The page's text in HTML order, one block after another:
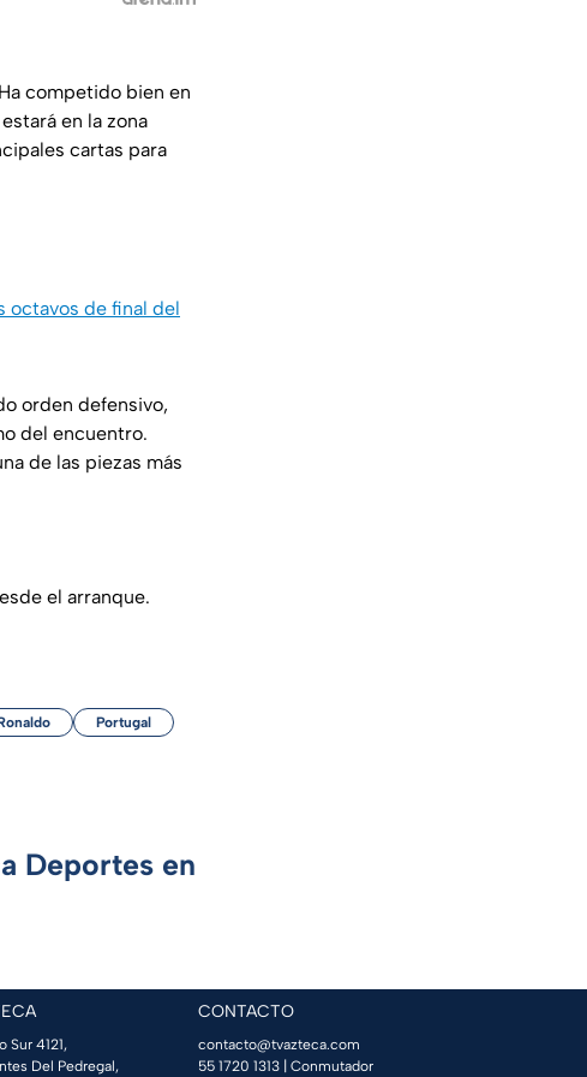
competido bien en
en la zona
cartas para
octavos de final del
orden defensivo,
del encuentro.
de las piezas más
el arranque.
Portugal
Deportes en
Sur 4121,
Del Pedregal,
CONTACTO
contacto@tvazteca.com
55 1720 1313 | Conmutador